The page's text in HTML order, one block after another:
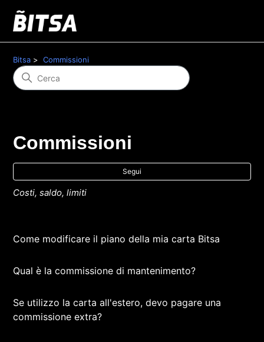
Bitsa Commissioni
Commissioni
Segui
Costi, saldo, limiti
Come modificare il piano della mia carta Bitsa
Qual è la commissione di mantenimento?
Se utilizzo la carta all'estero, devo pagare una
commissione extra?